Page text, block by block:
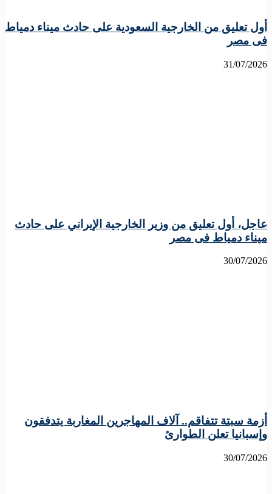
أول تعليق من الخارجية السعودية على حادث ميناء دمياط
فى مصر
31/07/2026
عاجل، أول تعليق من وزير الخارجية الإيراني على حادث
ميناء دمياط فى مصر
30/07/2026
أزمة سبتة تتفاقم.. آلاف المهاجرين المغاربة يتدفقون
وإسبانيا تعلن الطوارئ
30/07/2026